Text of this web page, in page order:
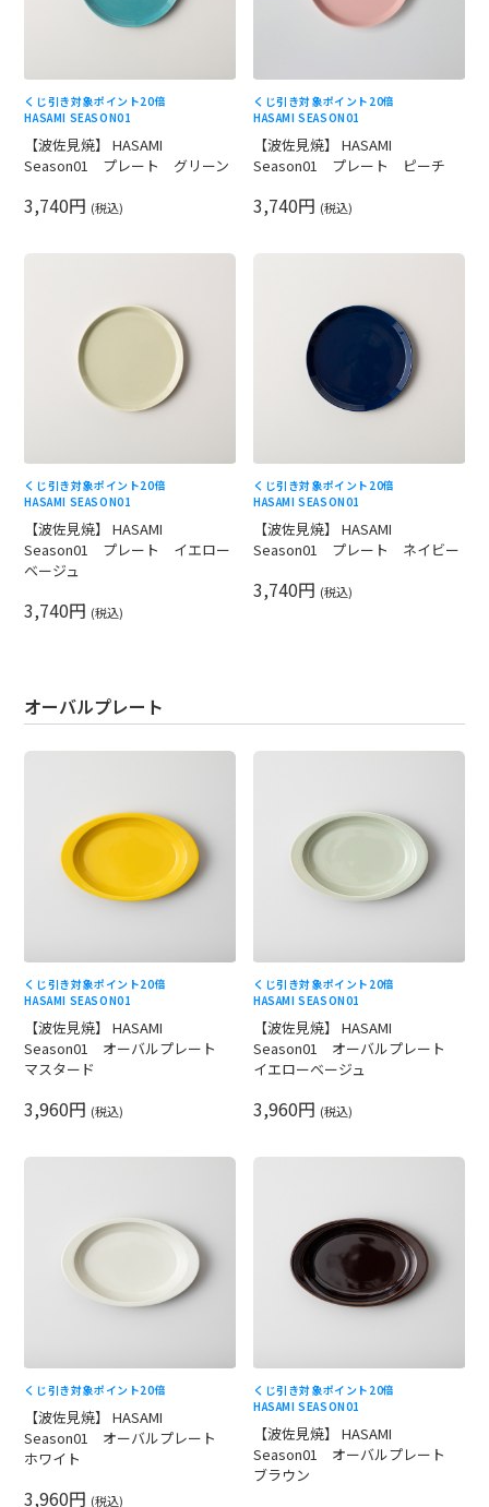
くじ引き対象ポイント20倍
HASAMI SEASON01
【波佐見焼】 HASAMI
Season01 プレート グリーン
3,740円 (税込)
くじ引き対象ポイント20倍
HASAMI SEASON01
【波佐見焼】 HASAMI
Season01 プレート ピーチ
3,740円 (税込)
くじ引き対象ポイント20倍
HASAMI SEASON01
【波佐見焼】 HASAMI
Season01 プレート イエロー
ベージュ
3,740円 (税込)
くじ引き対象ポイント20倍
HASAMI SEASON01
【波佐見焼】 HASAMI
Season01 プレート ネイビー
3,740円 (税込)
オーバルプレート
くじ引き対象ポイント20倍
HASAMI SEASON01
【波佐見焼】 HASAMI
Season01 オーバルプレート
マスタード
3,960円 (税込)
くじ引き対象ポイント20倍
HASAMI SEASON01
【波佐見焼】 HASAMI
Season01 オーバルプレート
イエローベージュ
3,960円 (税込)
くじ引き対象ポイント20倍
【波佐見焼】 HASAMI
Season01 オーバルプレート
ホワイト
3,960円 (税込)
くじ引き対象ポイント20倍
HASAMI SEASON01
【波佐見焼】 HASAMI
Season01 オーバルプレート
ブラウン